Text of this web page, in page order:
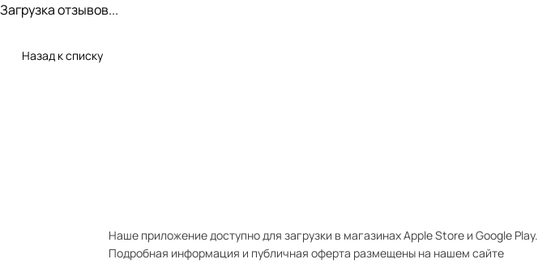
Загрузка отзывов...
Назад к списку
Наше приложение доступно для загрузки в магазинах Apple Store и Google Play.
Подробная информация и публичная оферта размещены на нашем сайте